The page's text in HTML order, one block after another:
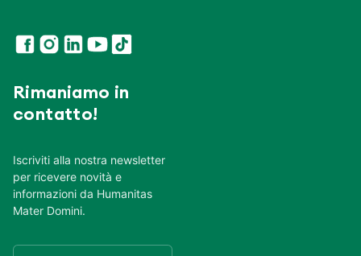
Rimaniamo in
contatto!
Iscriviti alla nostra newsletter
per ricevere novità e
informazioni da Humanitas
Mater Domini.